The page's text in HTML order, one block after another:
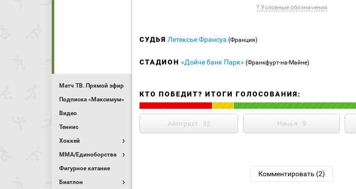
Матч ТВ. Прямой эфир
Подписка «Максимум»
Видео
Теннис
Хоккей
MMA/Единоборства
Фигурное катание
Биатлон
? Условные обозначения
СУДЬЯ Летексье Франсуа (Франция)
СТАДИОН «Дойче банк Парк» (Франкфурт-на-Майне)
КТО ПОБЕДИТ? ИТОГИ ГОЛОСОВАНИЯ:
Айнтрахт 32 Ничья 9
Комментировать (2)